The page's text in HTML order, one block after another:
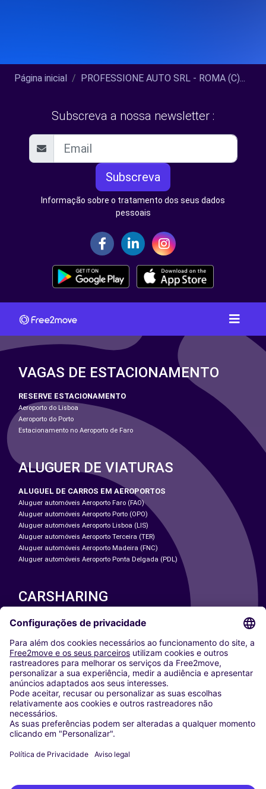
Página inicial PROFESSIONE AUTO SRL - ROMA (C)...
Subscreva a nossa newsletter :
Subscreva
Informação sobre o tratamento dos seus dados
pessoais
VAGAS DE ESTACIONAMENTO
RESERVE ESTACIONAMENTO
Aeroporto do Lisboa
Aeroporto do Porto
Estacionamento no Aeroporto de Faro
ALUGUER DE VIATURAS
ALUGUEL DE CARROS EM AEROPORTOS
Aluguer automóveis Aeroporto Faro (FAO)
Aluguer automóveis Aeroporto Porto (OPO)
Aluguer automóveis Aeroporto Lisboa (LIS)
Aluguer automóveis Aeroporto Terceira (TER)
Aluguer automóveis Aeroporto Madeira (FNC)
Aluguer automóveis Aeroporto Ponta Delgada (PDL)
CARSHARING
NOSSAS CIDADES
Washington DC
Milan
Rome
Turin
Vienna
Berlin
Cologne
Dusseldorf
Frankfurt
Munich